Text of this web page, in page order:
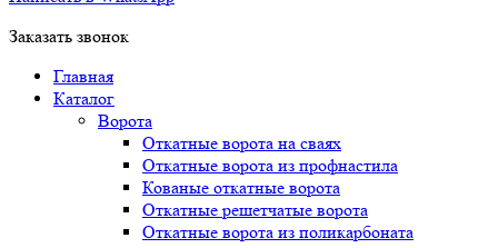
Заказать звонок
Главная
Каталог
Ворота
Откатные ворота на сваях
Откатные ворота из профнастила
Кованые откатные ворота
Откатные решетчатые ворота
Откатные ворота из поликарбоната